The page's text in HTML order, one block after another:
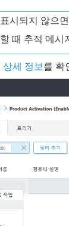
시되지 않으면
때 추적 메
상세 정보를 확